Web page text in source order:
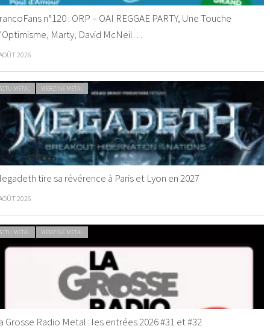
n°120 : ORP – OAI REGGAE PARTY, Une Touche
Marty, David McNeil…
2026
METAL WEBZINE METAL
tire sa révérence à Paris et Lyon en 2027
2026
METAL WEBZINE METAL
Grosse Radio Metal : les entrées 2026 #31 et #32